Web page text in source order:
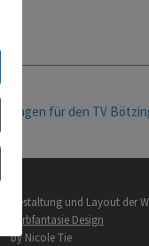
für den TV
Gestaltung und Layout der
Farbfantasie Design
by Nicole Tie